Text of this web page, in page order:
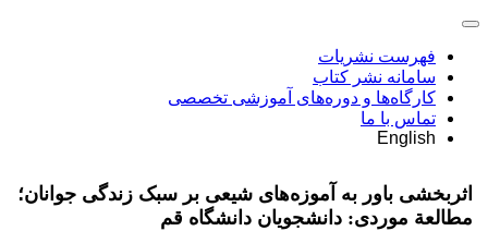
فهرست نشریات
سامانه نشر کتاب
کارگاه‌ها و دوره‌های آموزشی تخصصی
تماس با ما
English
اثربخشی باور به آموزه‌های شیعی بر سبک زندگی جوانان؛
مطالعة موردی: دانشجویان دانشگاه قم